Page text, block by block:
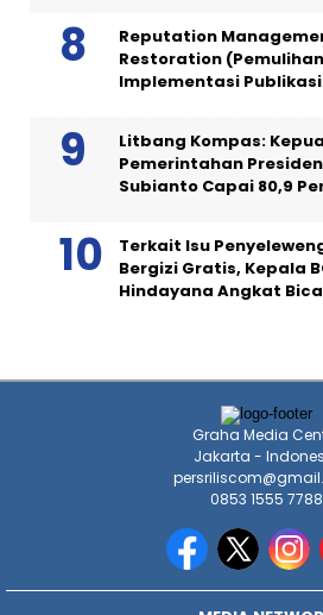
Reputation
Restoration
Implementasi Publikasi
Litbang Kompas:
Pemerintahan
Subianto Capai 80,9
Terkait Isu
Bergizi Gratis, Kepala
Hindayana Angkat
Graha Media
Jakarta -
0853 1555 7788